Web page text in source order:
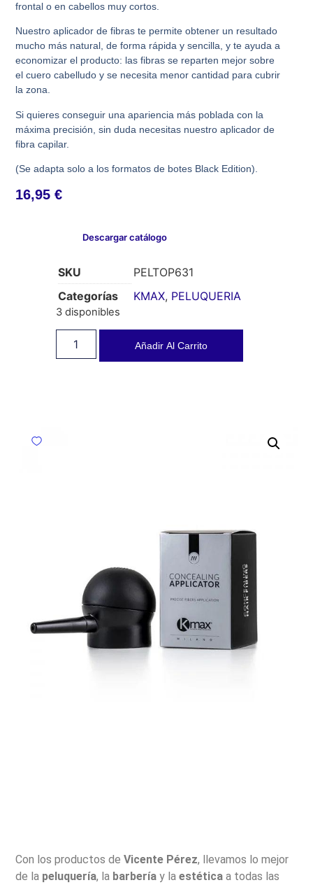
frontal o en cabellos muy cortos.
Nuestro aplicador de fibras te permite obtener un resultado
mucho más natural, de forma rápida y sencilla, y te ayuda a
economizar el producto: las fibras se reparten mejor sobre
el cuero cabelludo y se necesita menor cantidad para cubrir
la zona.
Si quieres conseguir una apariencia más poblada con la
máxima precisión, sin duda necesitas nuestro aplicador de
fibra capilar.
(Se adapta solo a los formatos de botes Black Edition).
16,95€
Descargar catálogo
SKU
PELTOP631
Categorías
KMAX, PELUQUERIA
3 disponibles
Añadir Al Carrito
Con los productos deVicente Pérez, llevamos lo mejor
de la peluquería, la barbería y laestética a todas las